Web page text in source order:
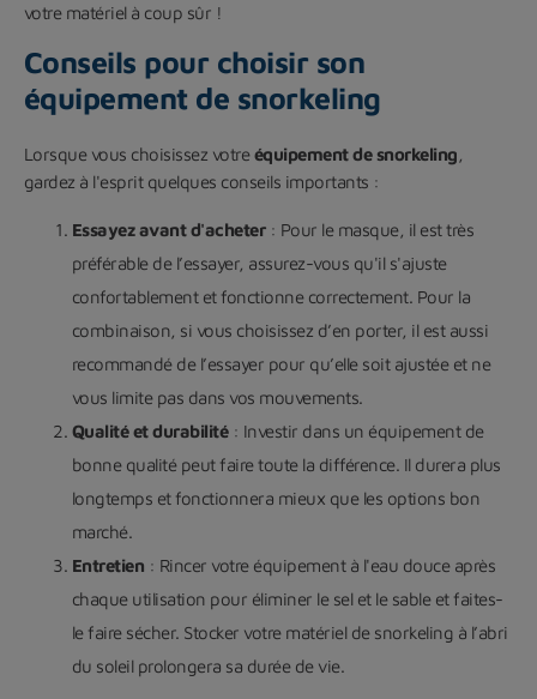
votre matériel à coup sûr !
Conseils pour choisir son
équipement de snorkeling
Lorsque vous choisissez votreéquipement de snorkeling
gardez à l'esprit quelques conseils importants :
Essayez avant d'acheter: Pour le masque, il est très
préférable de l’essayer, assurez-vous qu'il s'ajuste
confortablement et fonctionne correctement. Pour la
combinaison, si vous choisissez d’en porter, il est aussi
recommandé de l’essayer pour qu’elle soit ajustée et ne
vous limite pas dans vos mouvements.
Qualité et durabilité: Investir dans un équipement de
bonne qualité peut faire toute la différence. Il durera plus
longtemps et fonctionnera mieux que les options bon
marché.
Entretien : Rincer votre équipement à l'eau douce après
chaque utilisation pour éliminer le sel et le sable et faites-
le faire sécher. Stocker votre matériel de snorkeling à l’abri
du soleil prolongera sa durée de vie.